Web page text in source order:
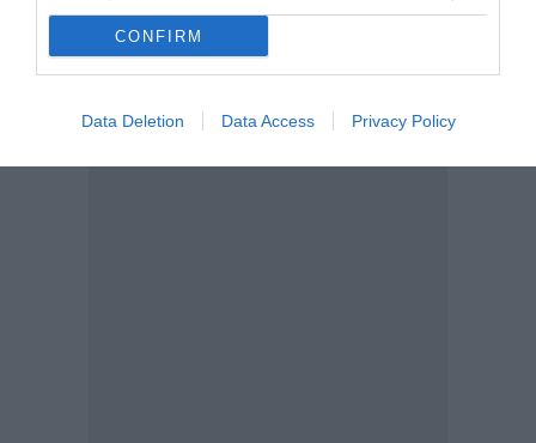
CONFIRM
Data Deletion Data Access Privacy Policy